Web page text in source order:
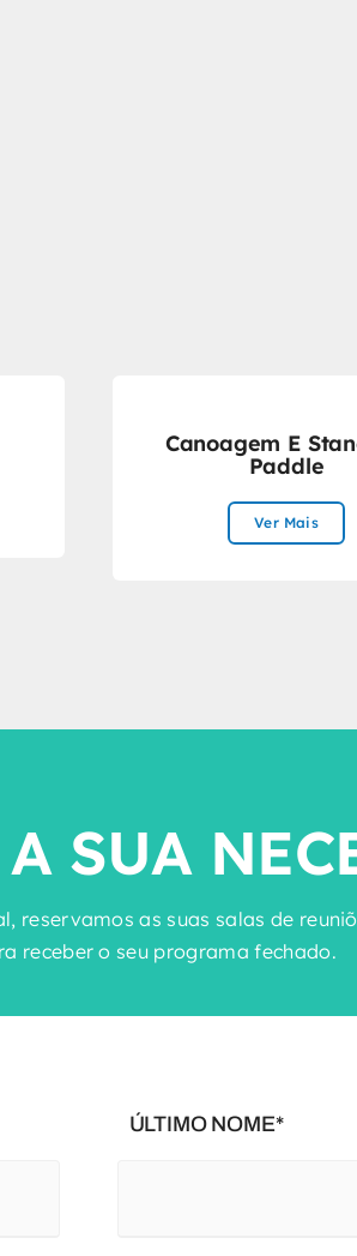
Canoagem E
Paddle
Ver Mais
SUA
reservamos as suas salas de
receber o seu programa fechado.
ÚLTIMO NOME*